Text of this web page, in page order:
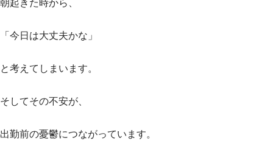
朝起きた時から、
「今日は大丈夫かな」
と考えてしまいます。
そしてその不安が、
出勤前の憂鬱につながっています。